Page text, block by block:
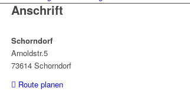
Anschrift
Schorndorf
Arnoldstr.5
73614 Schorndorf
Route planen